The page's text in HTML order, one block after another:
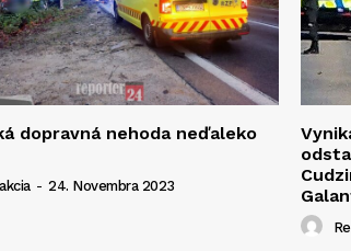
dopravná nehoda neďaleko
- 24. Novembra 2023